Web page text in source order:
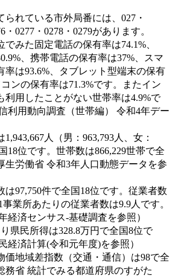
られている市外局番には、027・
・0277・0278・0279があります。
みた固定電話の保有率は74.1%、
、携帯電話の保有率は37%、スマ
率は93.6%、タブレット型端末の保有
ンの保有率は71.3%です。またイン
利用したことがない世帯率は4.9%で
利用動向調査（世帯編） 令和4年デー
人（男：963,793人、女：
18位です。世帯数は866,229世帯で全
生労働省 令和3年人口動態データを参
は97,750件で全国18位です。従業者数
事業所あたりの従業者数は9.9人です。
経済センサス‐基礎調査を参照）
県民所得は328.8万円で全国8位で
経済計算(令和元年度)を参照）
価地域差指数（交通・通信）は98で全
務省 統計でみる都道府県のすがた